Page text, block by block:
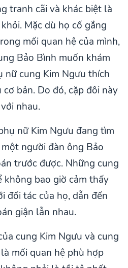
tranh cãi và khác biệt là
Mặc dù họ cố gắng
mối quan hệ của mình,
Bảo Bình muốn khám
nữ cung Kim Ngưu thích
bản. Do đó, cặp đôi này
nhau.
nữ Kim Ngưu đang tìm
người đàn ông Bảo
trước được. Những cung
không bao giờ cảm thấy
đối tác của họ, dẫn đến
giận lẫn nhau.
cung Kim Ngưu và cung
mối quan hệ phù hợp